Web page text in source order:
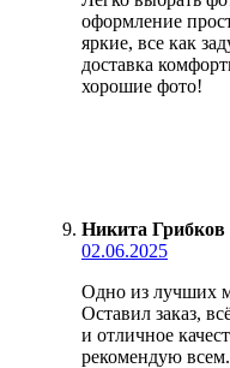
оформление
яркие, все как
доставка
хорошие фото!
Никита Грибков
02.06.2025
Одно из лучших
Оставил заказ,
и отличное
рекомендую всем.